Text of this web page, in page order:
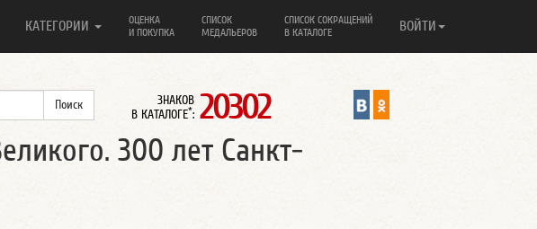
КАТЕГОРИИ
ОЦЕНКА
И ПОКУПКА
СПИСОК
МЕДАЛЬЕРОВ
СПИСОК СОКРАЩЕНИЙ
В КАТАЛОГЕ
ВОЙТИ
ЗНАКОВ
В КАТАЛОГЕ*: 20302
300 лет Санкт-